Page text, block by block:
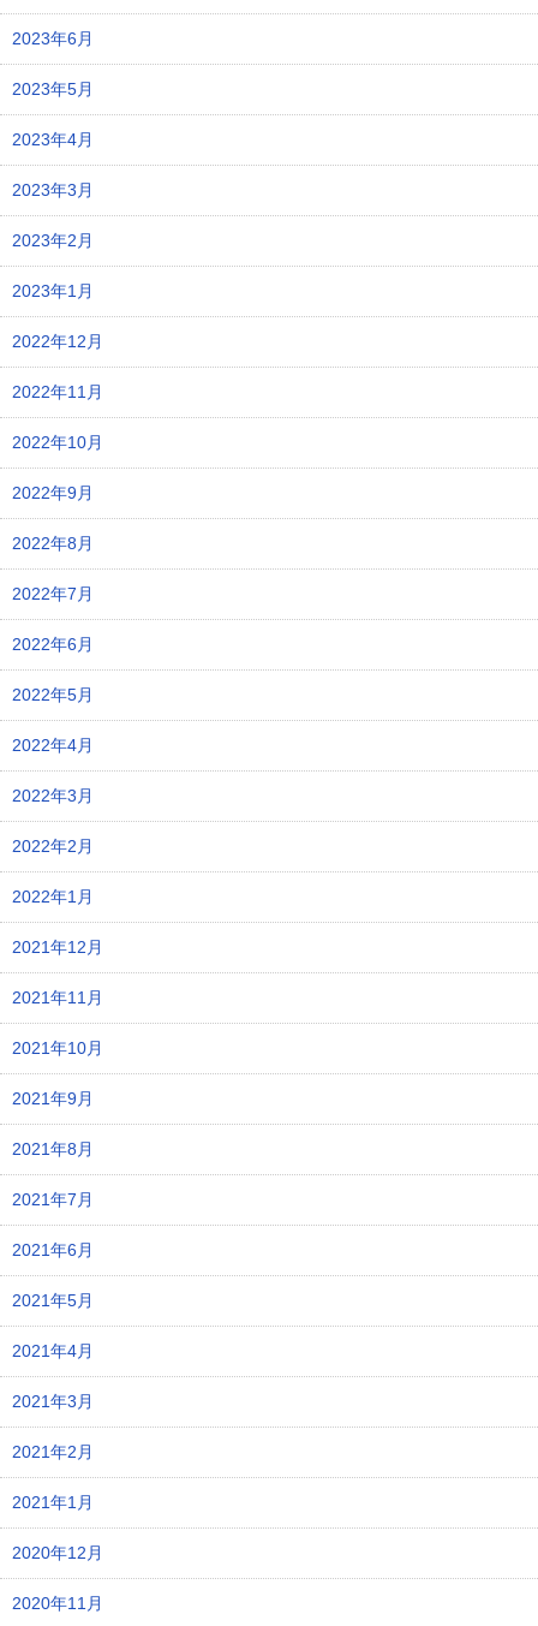
2023年6月
2023年5月
2023年4月
2023年3月
2023年2月
2023年1月
2022年12月
2022年11月
2022年10月
2022年9月
2022年8月
2022年7月
2022年6月
2022年5月
2022年4月
2022年3月
2022年2月
2022年1月
2021年12月
2021年11月
2021年10月
2021年9月
2021年8月
2021年7月
2021年6月
2021年5月
2021年4月
2021年3月
2021年2月
2021年1月
2020年12月
2020年11月